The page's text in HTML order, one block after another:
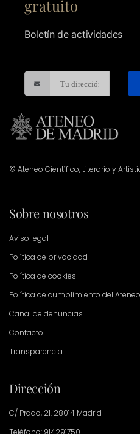
gratuito
Boletín de actividades
© Ateneo Científico, Literario y
Sobre nosotros
Aviso legal
Política de privacidad
Política de cookies
Política de cumplimiento del
Canal de denuncias
Contacto
Transparencia
Dirección
C/ Prado, 21. 28014 Madrid